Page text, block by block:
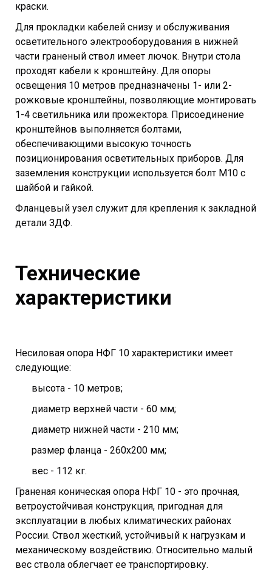
краски.
Для прокладки кабелей снизу и обслуживания
осветительного электрооборудования в нижней
части граненый ствол имеет лючок. Внутри стола
проходят кабели к кронштейну. Для опоры
освещения 10 метров предназначены 1- или 2-
рожковые кронштейны, позволяющие монтировать
1-4 светильника или прожектора. Присоединение
кронштейнов выполняется болтами,
обеспечивающими высокую точность
позиционирования осветительных приборов. Для
заземления конструкции используется болт М10 с
шайбой и гайкой.
Фланцевый узел служит для крепления к закладной
детали ЗДФ.
Технические
характеристики
Несиловая опора НФГ 10 характеристики имеет
следующие:
высота - 10 метров;
диаметр верхней части - 60 мм;
диаметр нижней части - 210 мм;
размер фланца - 260х200 мм;
вес - 112 кг.
Граненая коническая опора НФГ 10 - это прочная,
ветроустойчивая конструкция, пригодная для
эксплуатации в любых климатических районах
России. Ствол жесткий, устойчивый к нагрузкам и
механическому воздействию. Относительно малый
вес ствола облегчает ее транспортировку.